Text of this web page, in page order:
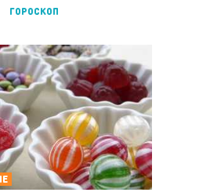
ГОРОСКОП